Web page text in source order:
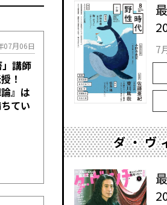
07月06日
講師
授！
』は
てい
7
ダ・ヴ